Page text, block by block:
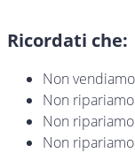
Ricordati che:
Non
Non
Non
Non